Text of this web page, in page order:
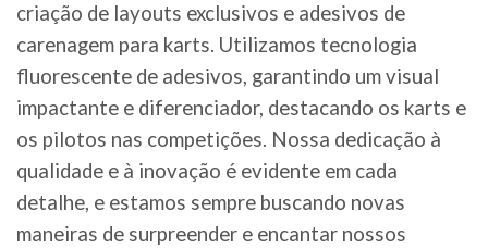
criação de layouts exclusivos e adesivos de
carenagem para karts. Utilizamos tecnologia
fluorescente de adesivos, garantindo um visual
impactante e diferenciador, destacando os karts e
os pilotos nas competições. Nossa dedicação à
qualidade e à inovação é evidente em cada
detalhe, e estamos sempre buscando novas
maneiras de surpreender e encantar nossos